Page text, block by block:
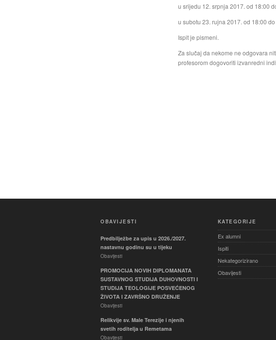
u srijedu 12. srpnja 2017. od 18:00
u subotu 23. rujna 2017. od 18:00
Ispit je pismeni.
Za slučaj da nekome ne odgovara
profesorom dogovoriti izvanredni
OBAVIJESTI
Predbilježbe za upis u 2026./2027.
nastavnu godinu su u tijeku
Obavijesti
PROMOCIJA NOVIH DIPLOMANATA
SUSTAVNOG STUDIJA DUHOVNOSTI I
STUDIJA TEOLOGIJE POSVEĆENOG
ŽIVOTA I ZAVRŠNO DRUŽENJE
Obavijesti
Relikvije sv. Male Terezije i njenih
svetih roditelja u Remetama
Obavijesti
KATEGORIJE
Ex alumni
Ispiti
Nekategorizirano
Obavijesti